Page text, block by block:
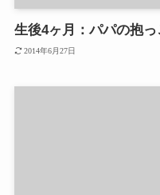
生後4ヶ月：パパの抱
2014年6月27日